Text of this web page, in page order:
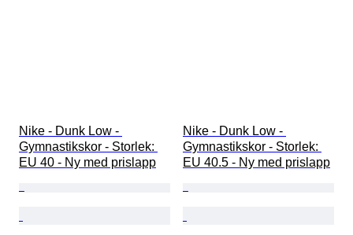
Nike - Dunk Low -
Gymnastikskor - Storlek:
EU 40 - Ny med prislapp
Nike - Dunk Low -
Gymnastikskor - Storlek:
EU 40.5 - Ny med prislapp